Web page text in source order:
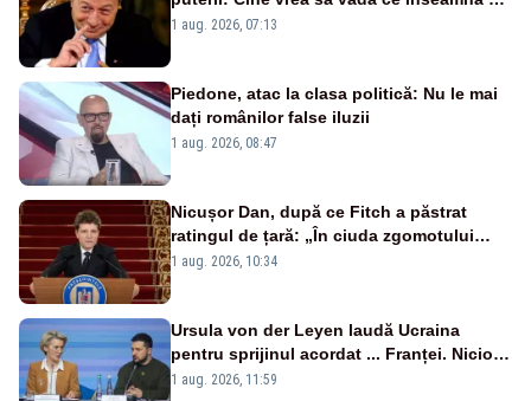
fii prost, se uită la România
1 aug. 2026, 07:13
Piedone, atac la clasa politică: Nu le mai
dați românilor false iluzii
1 aug. 2026, 08:47
Nicușor Dan, după ce Fitch a păstrat
ratingul de țară: „În ciuda zgomotului
politic, România funcționează”
1 aug. 2026, 10:34
Ursula von der Leyen laudă Ucraina
pentru sprijinul acordat ... Franței. Nicio
reacție privind ajutorul energetic promis
1 aug. 2026, 11:59